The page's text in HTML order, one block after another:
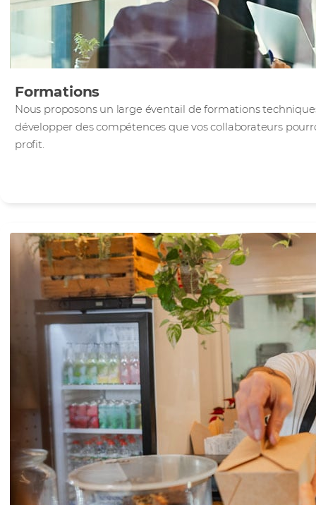
Formations
Nous proposons un large éventail de formations
développer des compétences que vos collaborateurs
profit.